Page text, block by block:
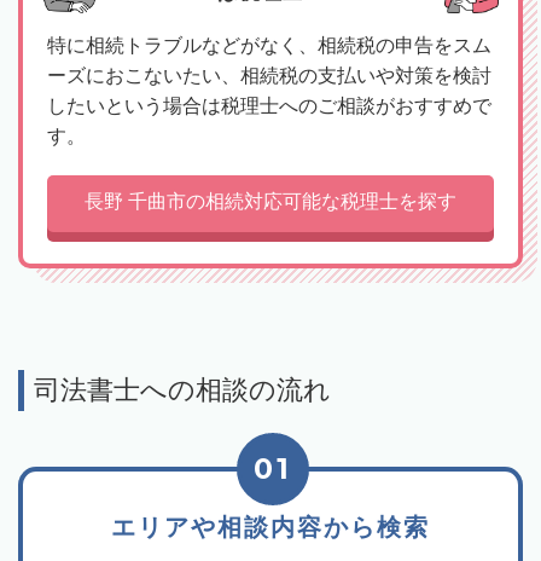
特に相続トラブルなどがなく、相続税の申告をスム
ーズにおこないたい、相続税の支払いや対策を検討
したいという場合は税理士へのご相談がおすすめで
す。
長野 千曲市の相続対応可能な税理士を探す
司法書士への相談の流れ
エリアや相談内容から検索
01